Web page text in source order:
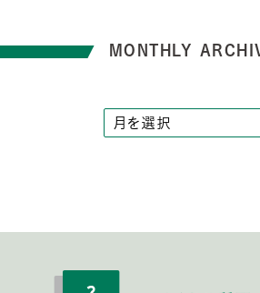
MONTHLY